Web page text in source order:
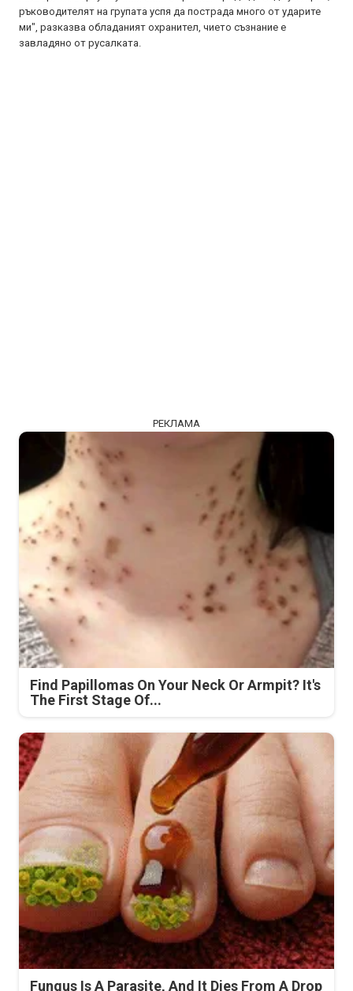
ръководителят на групата успя да пострада много от ударите
ми", разказва обладаният охранител, чието съзнание е
завладяно от русалката.
РЕКЛАМА
Find Papillomas On Your Neck Or Armpit? It's
The First Stage Of...
Fungus Is A Parasite, And It Dies From A Drop